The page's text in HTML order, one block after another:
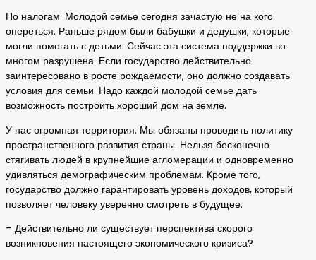
По налогам. Молодой семье сегодня зачастую не на кого
опереться. Раньше рядом были бабушки и дедушки, которые
могли помогать с детьми. Сейчас эта система поддержки во
многом разрушена. Если государство действительно
заинтересовано в росте рождаемости, оно должно создавать
условия для семьи. Надо каждой молодой семье дать
возможность построить хороший дом на земле.
У нас огромная территория. Мы обязаны проводить политику
пространственного развития страны. Нельзя бесконечно
стягивать людей в крупнейшие агломерации и одновременно
удивляться демографическим проблемам. Кроме того,
государство должно гарантировать уровень доходов, который
позволяет человеку уверенно смотреть в будущее.
– Действительно ли существует перспектива скорого
возникновения настоящего экономического кризиса?